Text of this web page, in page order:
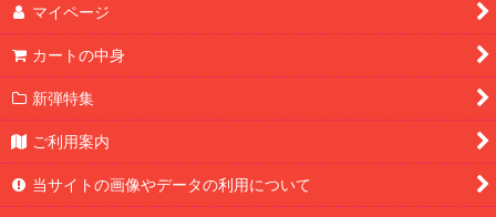
マイページ
カートの中身
新弾特集
ご利用案内
当サイトの画像やデータの利用について